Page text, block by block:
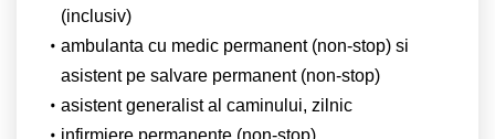
(inclusiv)
ambulanta cu medic permanent (non-stop) si
asistent pe salvare permanent (non-stop)
asistent generalist al caminului, zilnic
infirmiere permanente (non-stop)